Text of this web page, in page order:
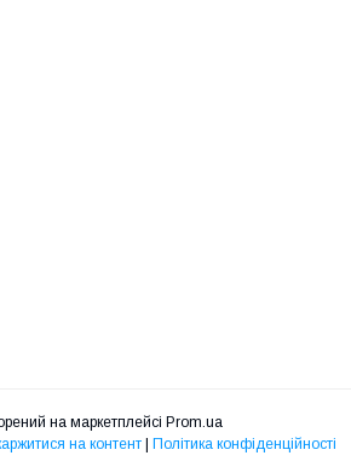
на маркетплейсі Prom.ua
на контент Політика конфіденційності